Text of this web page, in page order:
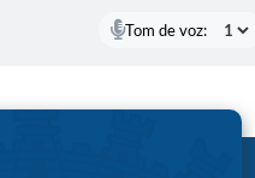
Tom de voz: